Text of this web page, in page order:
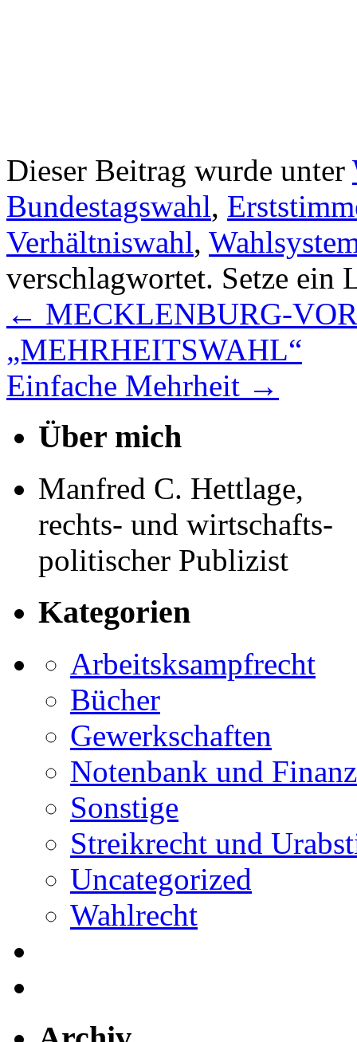
Dieser Beitrag wurde unter
Bundestagswahl,
Verhältniswahl,
verschlagwortet. Setze ein
← MECKLENBURG-
„MEHRHEITSWAHL“
Einfache Mehrheit →
Über mich
Manfred C. Hettlage,
rechts- und wirtschafts-
politischer Publizist
Kategorien
Arbeitsksampfrecht
Bücher
Gewerkschaften
Notenbank und
Sonstige
Streikrecht und
Uncategorized
Wahlrecht